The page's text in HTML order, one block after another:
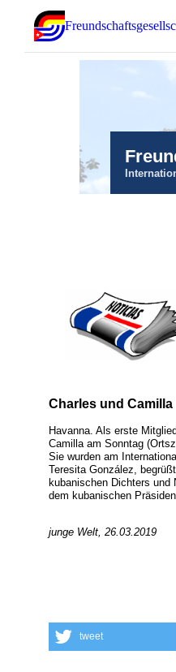
Charles und
Havanna. Als erste
Camilla am Sonntag
Sie wurden am
Teresita González,
kubanischen Dichters und
dem kubanischen
junge Welt, 26.03.2019
tweet